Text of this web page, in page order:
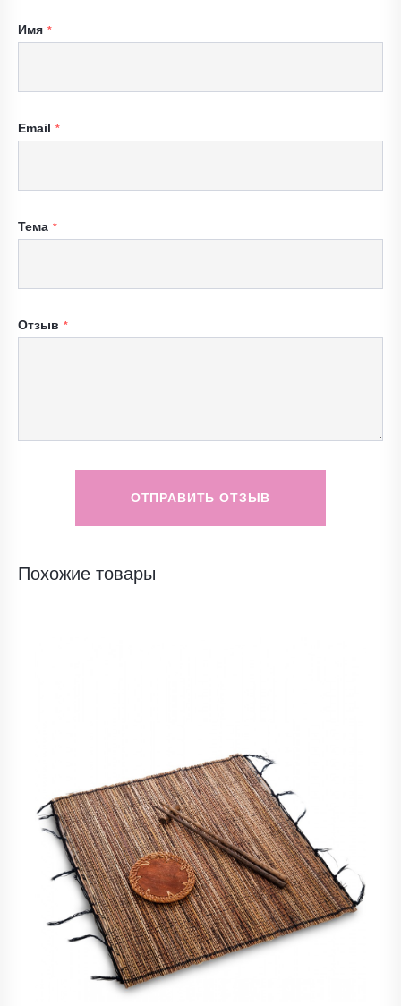
Имя
Email
Тема
Отзыв
ОТПРАВИТЬ ОТЗЫВ
Похожие товары